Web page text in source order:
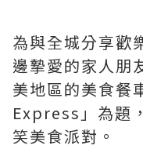
為與全城分享歡
邊摯愛的家人朋
美地區的美食餐
Express」為題
笑美食派對。